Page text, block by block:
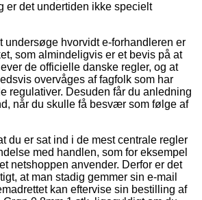
er det undertiden ikke specielt
undersøge hvorvidt e-forhandleren er
som almindeligvis er et bevis på at
de officielle danske regler, og at
overvåges af fagfolk som har
regulativer. Desuden får du anledning
når du skulle få besvær som følge af
du er sat ind i de mest centrale regler
med handlen, som for eksempel
netshoppen anvender. Derfor er det
at man stadig gemmer sin e-mail
kan eftervise sin bestilling af